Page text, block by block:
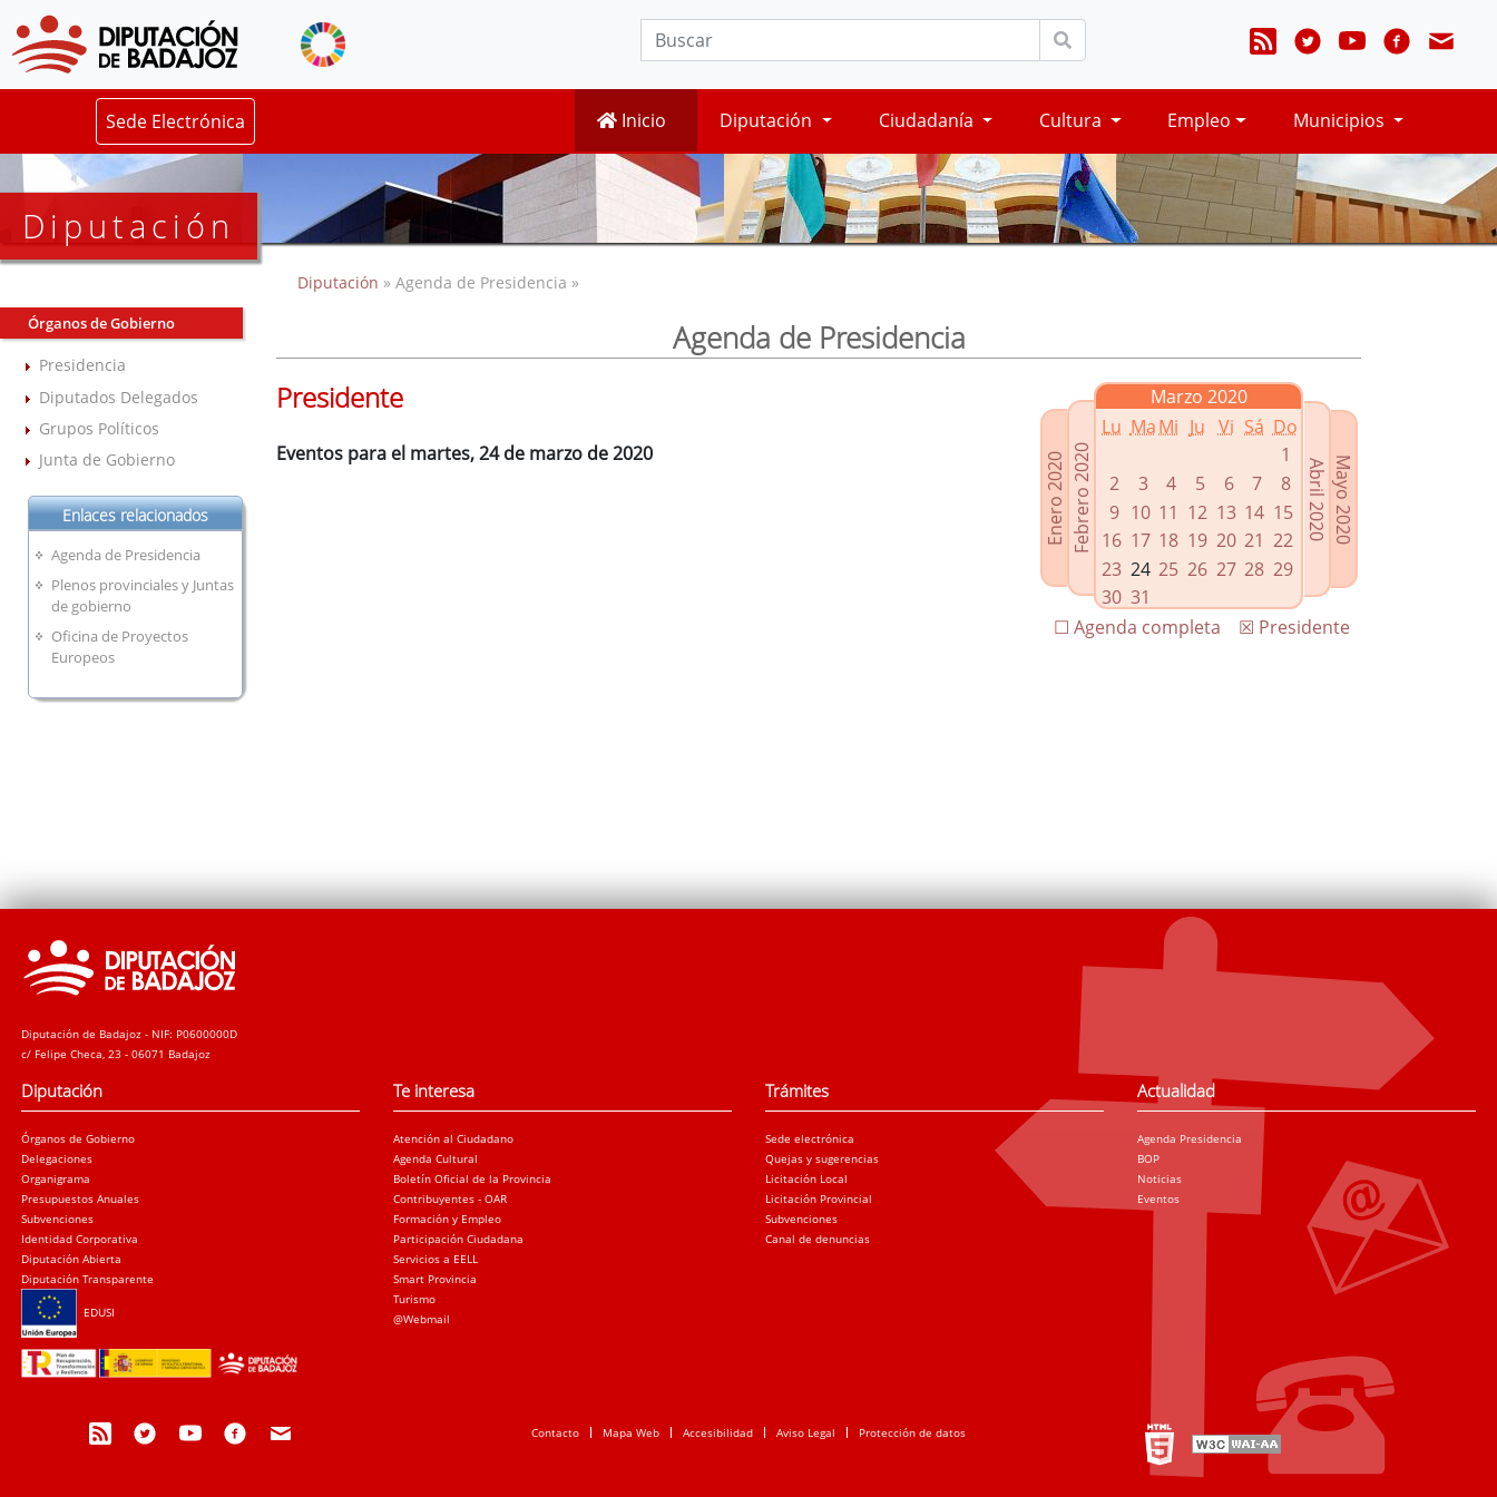
Sede Electrónica Inicio Diputación Ciudadanía Cultura Empleo Municipios
Diputación
Órganos de Gobierno
Presidencia
Diputados Delegados
Grupos Políticos
Junta de Gobierno
Enlaces relacionados
Agenda de Presidencia
Plenos provinciales y Juntas
de gobierno
Oficina de Proyectos
Europeos
Diputación » Agenda de Presidencia »
Agenda de Presidencia
Enero 2020Febrero 2020
Marzo 2020
Lu MaMi Ju Vi Sá Do
1
2
3 4 5 6 7
8
9 10 11 12 13 14 15
16 17 18 19 20 21 22
23 24 25 26 27 28 29
30 31
Mayo 2020
Abril 2020
☒ Presidente
☐ Agenda completa
Presidente
Eventos para el martes, 24 de marzo de 2020
Diputación de Badajoz - NIF: P0600000D
c/ Felipe Checa, 23 - 06071 Badajoz
Diputación
Órganos de Gobierno
Delegaciones
Organigrama
Presupuestos Anuales
Subvenciones
Identidad Corporativa
Diputación Abierta
Diputación Transparente
EDUSI
Te interesa
Atención al Ciudadano
Agenda Cultural
Boletín Oficial de la Provincia
Contribuyentes - OAR
Formación y Empleo
Participación Ciudadana
Servicios a EELL
Smart Provincia
Turismo
@Webmail
Trámites
Sede electrónica
Quejas y sugerencias
Licitación Local
Licitación Provincial
Subvenciones
Canal de denuncias
Actualidad
Agenda Presidencia
BOP
Noticias
Eventos
Contacto Mapa Web Accesibilidad Aviso Legal Protección de datos